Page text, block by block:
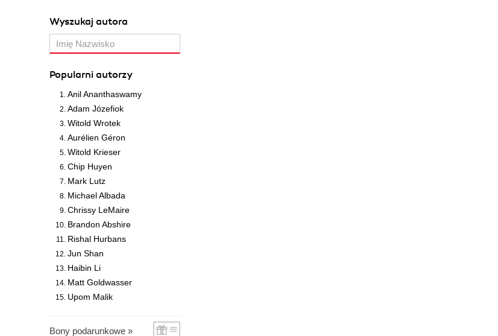
Wyszukaj autora
Popularni autorzy
Anil Ananthaswamy
Adam Józefiok
Witold Wrotek
Aurélien Géron
Witold Krieser
Chip Huyen
Mark Lutz
Michael Albada
Chrissy LeMaire
Brandon Abshire
Rishal Hurbans
Jun Shan
Haibin Li
Matt Goldwasser
Upom Malik
Bony podarunkowe »